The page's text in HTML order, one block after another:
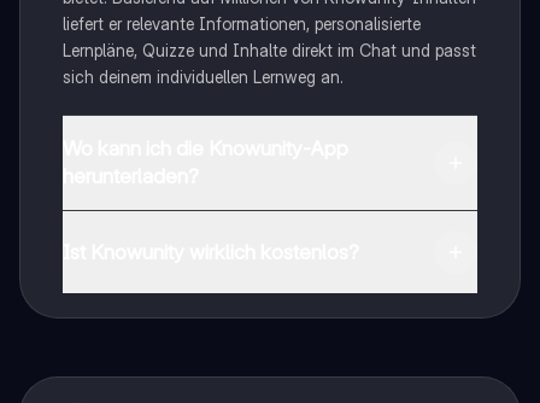
liefert er relevante Informationen, personalisierte
Lernpläne, Quizze und Inhalte direkt im Chat und passt
sich deinem individuellen Lernweg an.